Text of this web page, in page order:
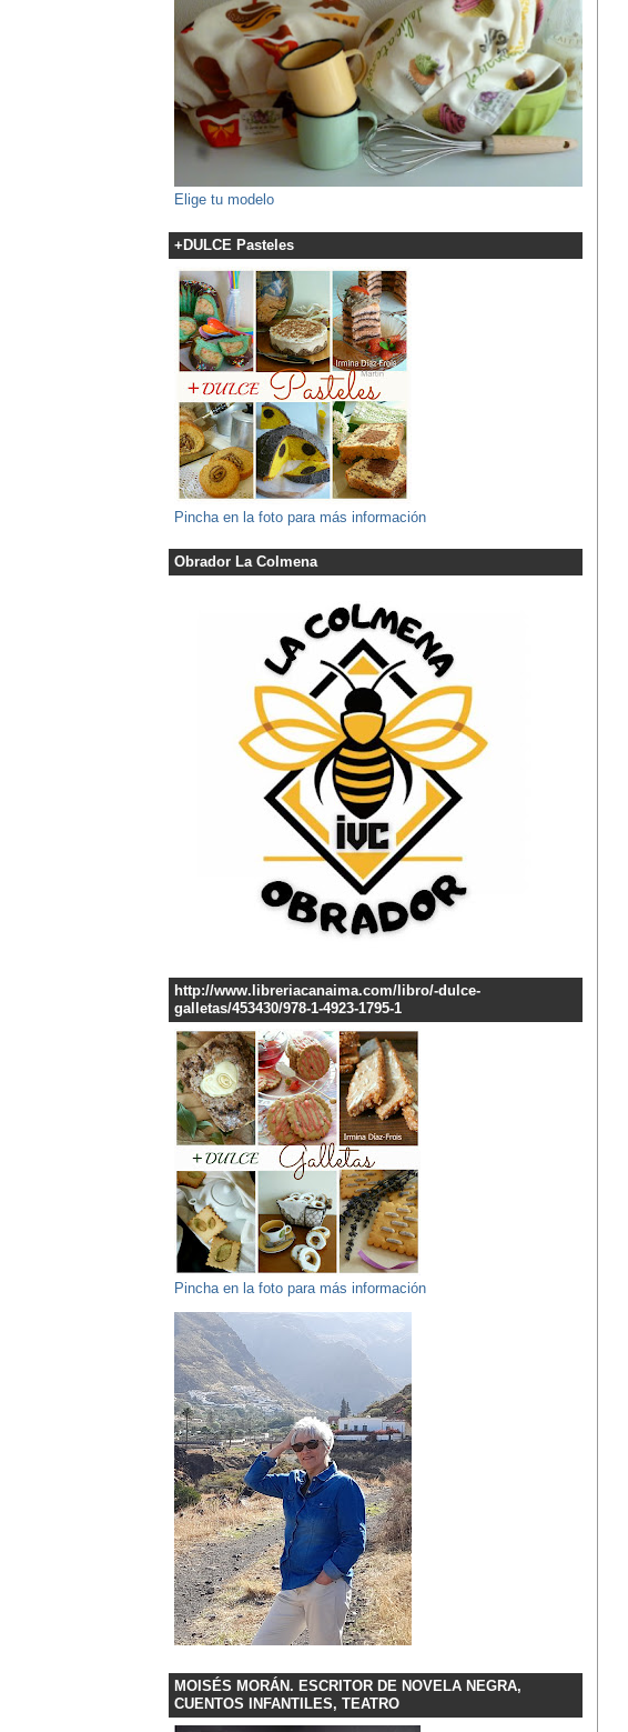
Elige tu modelo
+DULCE Pasteles
Pincha en la foto para más información
Obrador La Colmena
http://www.libreriacanaima.com/libro/-dulce-
galletas/453430/978-1-4923-1795-1
Pincha en la foto para más información
MOISÉS MORÁN. ESCRITOR DE NOVELA NEGRA,
CUENTOS INFANTILES, TEATRO